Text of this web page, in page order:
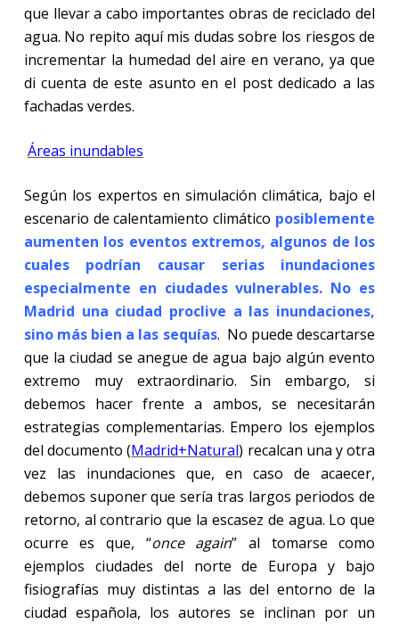
que llevar a cabo importantes obras de reciclado del
agua. No repito aquí mis dudas sobre los riesgos de
incrementar la humedad del aire en verano, ya que
di cuenta de este asunto en el post dedicado a las
fachadas verdes.
Áreas inundables
Según los expertos en simulación climática, bajo el
escenario de calentamiento climático posiblemente
aumenten los eventos extremos, algunos de los
cuales podrían causar serias inundaciones
especialmente en ciudades vulnerables. No es
Madrid una ciudad proclive a las inundaciones,
sino más bien a las sequías. No puede descartarse
que la ciudad se anegue de agua bajo algún evento
extremo muy extraordinario. Sin embargo, si
debemos hacer frente a ambos, se necesitarán
estrategias complementarias. Empero los ejemplos
del documento (Madrid+Natural) recalcan una y otra
vez las inundaciones que, en caso de acaecer,
debemos suponer que sería tras largos periodos de
retorno, al contrario que la escasez de agua. Lo que
ocurre es que, “once again” al tomarse como
ejemplos ciudades del norte de Europa y bajo
fisiografías muy distintas a las del entorno de la
ciudad española, los autores se inclinan por un